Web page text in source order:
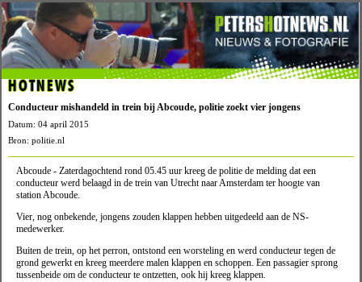
HOTNEWS
Conducteur mishandeld in trein bij Abcoude, politie zoekt vier jongens
Datum: 04 april 2015
Bron: politie.nl
Abcoude - Zaterdagochtend rond 05.45 uur kreeg de politie de melding dat een
conducteur werd belaagd in de trein van Utrecht naar Amsterdam ter hoogte van
station Abcoude.
Vier, nog onbekende, jongens zouden klappen hebben uitgedeeld aan de NS-
medewerker.
Buiten de trein, op het perron, ontstond een worsteling en werd conducteur tegen de
grond gewerkt en kreeg meerdere malen klappen en schoppen. Een passagier sprong
tussenbeide om de conducteur te ontzetten, ook hij kreeg klappen.